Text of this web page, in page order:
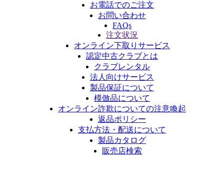
お電話でのご注文
お問い合わせ
FAQs
注文状況
オンライン下取りサービス
認定中古クラブとは
クラブレンタル
法人向けサービス
製品保証について
模倣品について
オンライン詐欺についての注意喚起
返品ポリシー
支払方法・配送について
製品カタログ
販売店検索